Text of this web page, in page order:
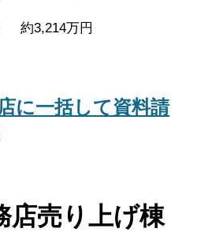
約3,214万円
に一括して資料請
店売り上げ棟